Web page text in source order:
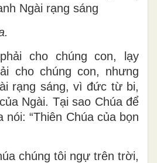
Ngài rạng sáng
cho chúng con, lạy
cho chúng con, nhưng
rạng sáng, vì đức từ bi,
Ngài. Tại sao Chúa để
“Thiên Chúa của bọn
chúng tôi ngự trên trời,